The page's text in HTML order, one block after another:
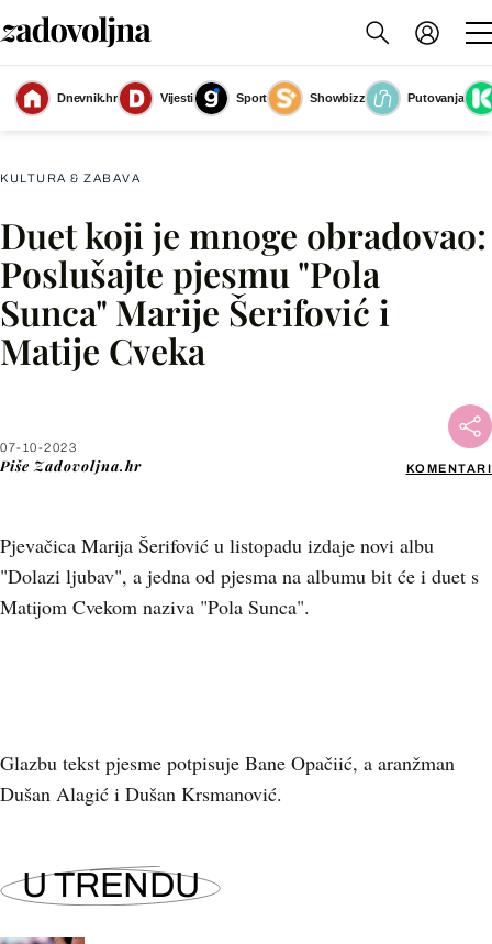
Dnevnik.hr Vijesti Sport Showbizz
Putovanja
Slika nije dostupna
KULTURA & ZABAVA
Duet koji je mnoge obradovao:
Poslušajte pjesmu "Pola
Sunca" Marije Šerifović i
Matije Cveka
07-10-2023
Piše Zadovoljna.hr KOMENTARI
Pjevačica Marija Šerifović u listopadu izdaje novi albu
"Dolazi ljubav", a jedna od pjesma na albumu bit će i duet s
Matijom Cvekom naziva "Pola Sunca".
Facebook
X
Glazbu tekst pjesme potpisuje Bane Opačiić, a aranžman
Dušan Alagić i Dušan Krsmanović.
U TRENDU